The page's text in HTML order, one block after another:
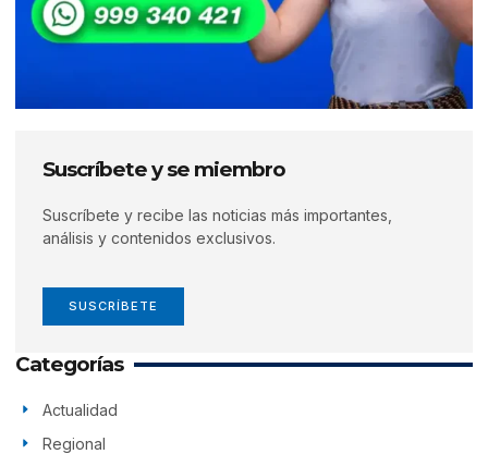
Suscríbete y se miembro
Suscríbete y recibe las noticias más importantes,
análisis y contenidos exclusivos.
SUSCRÍBETE
Categorías
Actualidad
Regional